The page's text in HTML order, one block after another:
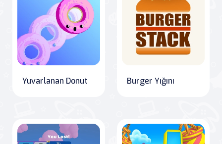
Yuvarlanan Donut Burger Yığını